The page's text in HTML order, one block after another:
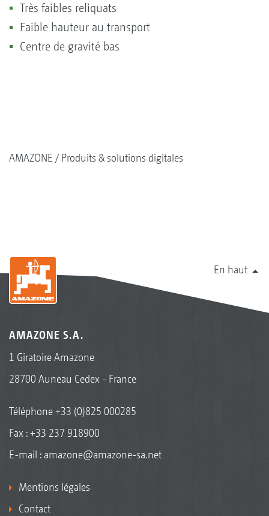
Très faibles reliquats
Faible hauteur au transport
Centre de gravité bas
AMAZONE Produits & solutions digitales
En haut
AMAZONE S.A.
1 Giratoire Amazone
28700 Auneau Cedex - France
Téléphone+33 (0)825 000285
Fax : +33 237 918900
E-mail : amazone@amazone-sa.net
Mentions légales
Contact